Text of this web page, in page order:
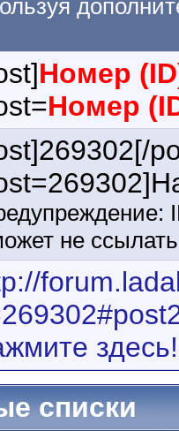
Номер
Номер
не
здесь!
списки